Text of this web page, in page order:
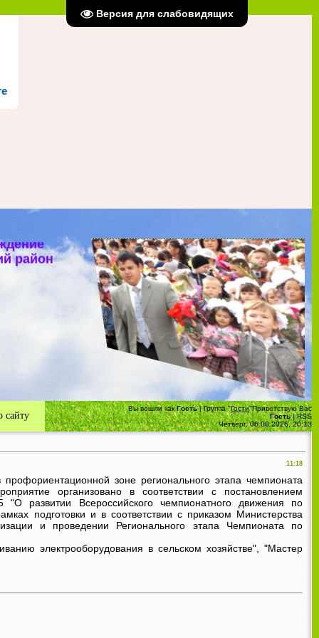
Версия для слабовидящих
район
Вы вошли как Гость|Группа"Гости"Приветствую Вас
Гость |RSS
Четверг, 06.08.2026, 20:13
11:18
зоне регионального этапа чемпионата
организовано в соответствии с постановлением
развитии Всероссийского чемпионатного движения по
подготовки и в соответствии с приказом Министерства
и проведении Регионального этапа Чемпионата по
электрооборудования в сельском хозяйстве", "Мастер